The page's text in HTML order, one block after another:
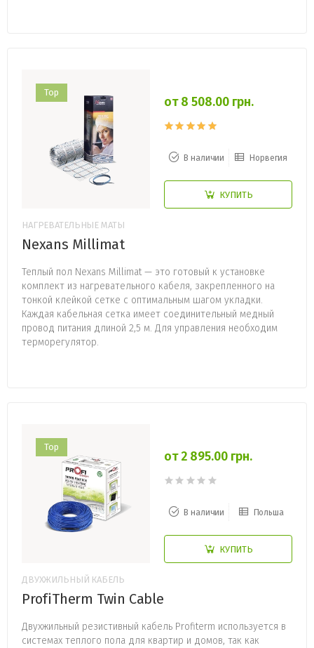
Top
от 8 508.00 грн.
В наличии Норвегия
КУПИТЬ
НАГРЕВАТЕЛЬНЫЕ МАТЫ
Nexans Millimat
Теплый пол Nexans Millimat — это готовый к установке
комплект из нагревательного кабеля, закрепленного на
тонкой клейкой сетке с оптимальным шагом укладки.
Каждая кабельная сетка имеет соединительный медный
провод питания длиной 2,5 м. Для управления необходим
терморегулятор.
Top
от 2 895.00 грн.
В наличии Польша
КУПИТЬ
ДВУХЖИЛЬНЫЙ КАБЕЛЬ
ProfiTherm Twin Cable
Двухжильный резистивный кабель Profiterm используется в
системах теплого пола для квартир и домов, так как